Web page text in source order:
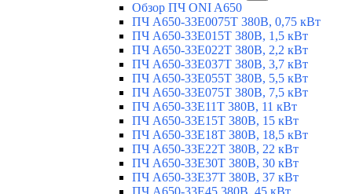
Обзор ПЧ ONI A650
ПЧ A650-33E0075T 380В, 0,75 кВт
ПЧ A650-33E015T 380В, 1,5 кВт
ПЧ A650-33E022T 380В, 2,2 кВт
ПЧ A650-33E037T 380В, 3,7 кВт
ПЧ A650-33E055T 380В, 5,5 кВт
ПЧ A650-33E075T 380В, 7,5 кВт
ПЧ A650-33E11T 380В, 11 кВт
ПЧ A650-33E15T 380В, 15 кВт
ПЧ A650-33E18T 380В, 18,5 кВт
ПЧ A650-33E22T 380В, 22 кВт
ПЧ A650-33E30T 380В, 30 кВт
ПЧ A650-33E37T 380В, 37 кВт